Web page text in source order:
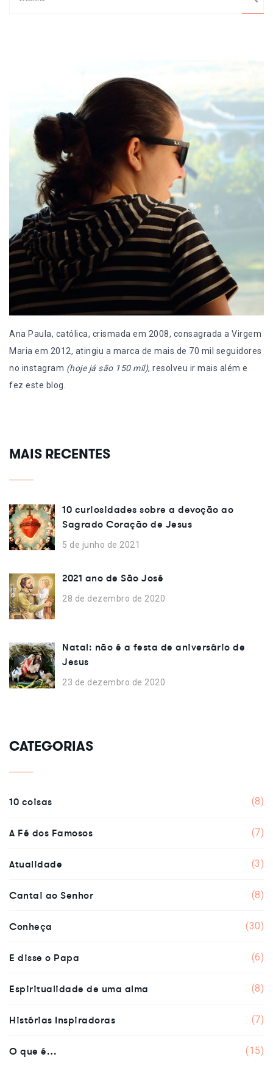
Ana Paula, católica, crismada em 2008, consagrada a Virgem
Maria em 2012, atingiu a marca de mais de 70 mil seguidores
no instagram (hoje já são 150 mil), resolveu ir mais além e
fez este blog.
MAIS RECENTES
10 curiosidades sobre a devoção ao
Sagrado Coração de Jesus
5 de junho de 2021
2021 ano de São José
28 de dezembro de 2020
Natal: não é a festa de aniversário de
Jesus
23 de dezembro de 2020
CATEGORIAS
10 coisas (8)
A Fé dos Famosos (7)
Atualidade (3)
Cantai ao Senhor (8)
Conheça (30)
E disse o Papa (6)
Espiritualidade de uma alma (8)
Histórias Inspiradoras (7)
O que é… (15)